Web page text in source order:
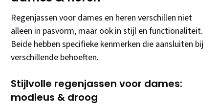
Regenjassen voor dames en heren verschillen niet
alleen in pasvorm, maar ook in stijl en functionaliteit.
Beide hebben specifieke kenmerken die aansluiten bij
verschillende behoeften.
Stijlvolle regenjassen voor dames:
modieus & droog